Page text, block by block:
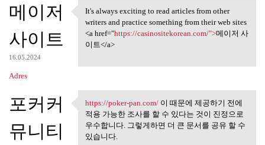
메이저
사이트
16.05.2024
Adres
It's always exciting to read
It's always exciting to read articles from other
writers and practice something from their web sites
<a href="https://casinositekorean.com/">메이저 사
이트</a>
포커커
뮤니티
https://poker-pan.com/ 이 때문에
https://poker-pan.com/이 때문에 제공하기 전에
적용 가능한 조사를 할 수 있다는 것이 진정으로
우수합니다. 그렇게하면 더 큰 문서를 공유 할 수
있습니다.